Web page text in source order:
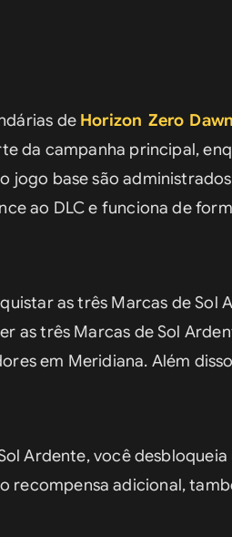
de Horizon Zero Dawn
da campanha principal,
jogo base são
ao DLC e funciona de
as três Marcas de Sol
as três Marcas de Sol
em Meridiana. Além
Ardente, você
recompensa adicional,